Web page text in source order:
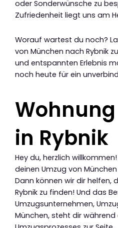
oder Sonderwünsche zu
Zufriedenheit liegt uns am
Worauf wartest du noch?
von München nach Rybnik
und entspannten Erlebnis
noch heute für ein
in Rybnik
Hey du, herzlich
deinen Umzug von
Dann können wir dir helfen,
Rybnik zu finden! Und das
Umzugsunternehmen,
München, steht dir